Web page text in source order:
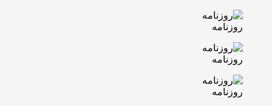
روزنامه
روزنامه
روزنامه